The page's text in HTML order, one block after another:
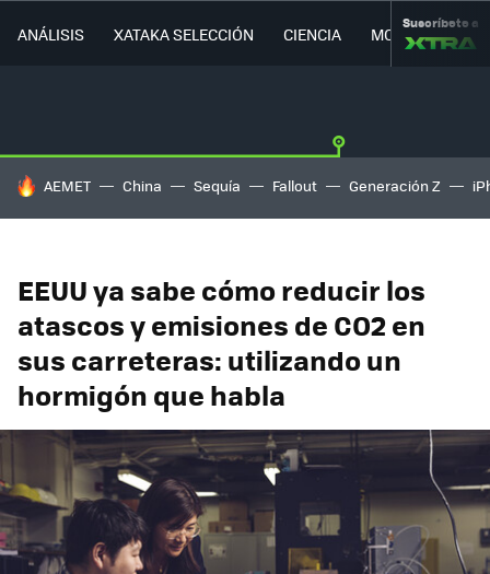
ANÁLISIS XATAKA SELECCIÓN CIENCIA MOVILIDAD
Suscríbete a
HOY SE HABLA DE
AEMET China Sequía Fallout Generación Z
EEUU ya sabe cómo reducir los
atascos y emisiones de CO2 en
sus carreteras: utilizando un
hormigón que habla